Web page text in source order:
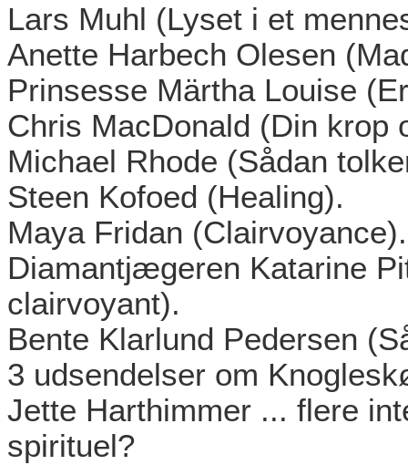
Lars Muhl (Lyset i et
Anette Harbech Olesen
Prinsesse Märtha Louise
Chris MacDonald (Din krop
Michael Rhode (Sådan
Steen Kofoed (Healing).
Maya Fridan (Clairvoyance).
Diamantjægeren Katarine
clairvoyant).
Bente Klarlund Pedersen
3 udsendelser om
Jette Harthimmer ... flere
spirituel?